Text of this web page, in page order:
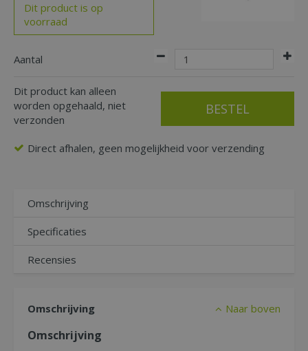
Dit product is op
voorraad
Aantal
Dit product kan alleen
worden opgehaald, niet
verzonden
Direct afhalen, geen mogelijkheid voor verzending
Omschrijving
Specificaties
Recensies
Omschrijving Naar boven
Omschrijving